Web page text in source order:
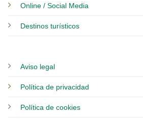
Online / Social Media
Destinos turísticos
Aviso legal
Política de privacidad
Política de cookies